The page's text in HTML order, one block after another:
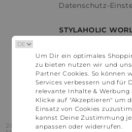
Datenschutz-
STYLAHOLIC
France
United
2016 - 2026 © Stylaholic.
Um Dir ein optimales
zu bieten nutzen wir und
Partner Cookies. So können
Services verbessern und für
relevante Inhalte & Werbung
Klicke auf "Akzeptieren" um
Einsatz von Cookies
kannst Deine Zustimmung
anpassen oder widerrufen.